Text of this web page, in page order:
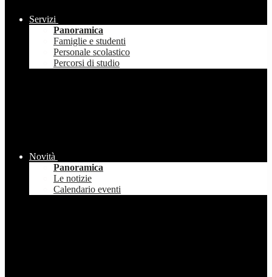
Servizi
Panoramica
Famiglie e studenti
Personale scolastico
Percorsi di studio
Novità
Panoramica
Le notizie
Calendario eventi